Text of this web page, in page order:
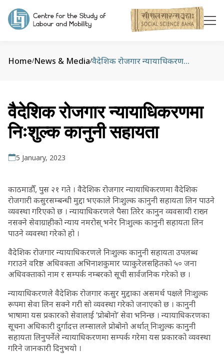
Home/News & Media/ वैदेशिक रोजगार न्यायाधिकरणमा निःशुल्क कानुनी सहायता
वैदेशिक रोजगार न्यायाधिकरणमा
निःशुल्क कानुनी सहायता
5 January, 2023
काठमाडौँ, पुस २१ गते । वैदेशिक रोजगार न्यायाधिकरणमा वैदेशिक
रोजगारी कसुरसम्बन्धी मुद्दा भएकाले निःशुल्क कानुनी सहायता लिन पाउने
व्यवस्था गरिएको छ । न्यायाधिकरणले पैसा तिरेर कानुन व्यवसायी राख्न
नसक्ने सेवाग्राहीको न्याय नमरोस् भनेर निःशुल्क कानुनी सहायता लिन
पाउने व्यवस्था गरेको हो ।
वैदेशिक रोजगार न्यायाधिकरणले निःशुल्क कानुनी सहायता उपलब्ध
गराउने वरिष्ठ अधिवक्ता अभिनाशकुमार प्याकुरेलसहितको ५० जना
अधिवक्ताको नाम र सम्पर्क नम्बरको सूची सार्वजनिक गरेको छ ।
न्यायाधिकरणले वैदेशिक रोजगार कसुर मुद्दाका असमर्थ पक्षले निःशुल्क
रूपमा सेवा लिन सक्ने गरी सो व्यवस्था गरेको जनाएको छ । कानुनी
भाषामा यस प्रकारको सेवालाई ‘प्रोबोनो’ सेवा भनिन्छ । न्यायाधिकरणका
सूचना अधिकारी दुर्गादत्त लम्सालले प्रोबोनो अर्थात् निःशुल्क कानुनी
सहायता लिनुपर्नेले न्यायाधिकरणमा सम्पर्क गरेमा यस प्रकारको व्यवस्था
गरिने जानकारी दिनुभयो ।